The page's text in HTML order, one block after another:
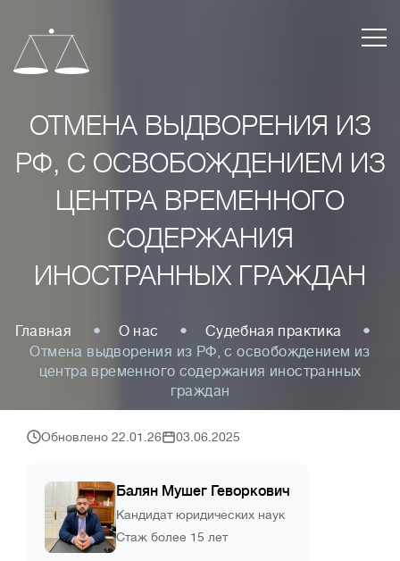
ОТМЕНА ВЫДВОРЕНИЯ ИЗ
РФ, С ОСВОБОЖДЕНИЕМ ИЗ
ЦЕНТРА ВРЕМЕННОГО
СОДЕРЖАНИЯ
ИНОСТРАННЫХ ГРАЖДАН
Главная О нас
Судебная практика
Отмена выдворения из РФ, с освобождением из
центра временного содержания иностранных
граждан
Обновлено 22.01.26 03.06.2025
Балян Мушег Геворкович
Кандидат юридических наук
Стаж более 15 лет